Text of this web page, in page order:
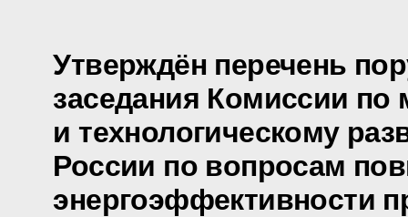
Утверждён перечень
заседания Комиссии по
и технологическому
России по вопросам
энергоэффективности